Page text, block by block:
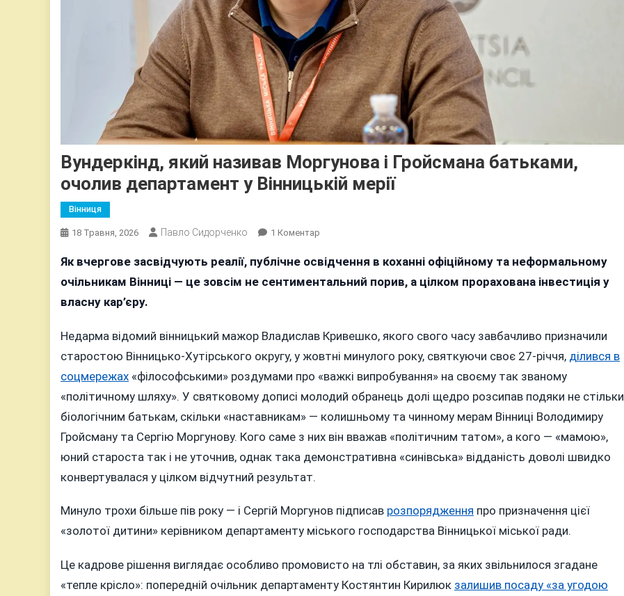
Вундеркінд, який називав Моргунова і Гройсмана батьками,
очолив департамент у Вінницькій мерії
Вінниця
18 Травня, 2026 Павло Сидорченко 1 Коментар
Який
Називав
Батьками,
Очолив
Департамент
У
Мерії
Як вчергове засвідчують реалії, публічне освідчення в коханні офіційному та неформальному
очільникам Вінниці — це зовсім не сентиментальний порив, а цілком прорахована інвестиція у
власну кар’єру.
Недарма відомий вінницький мажор Владислав Кривешко, якого свого часу завбачливо призначили
старостою Вінницько-Хутірського округу, у жовтні минулого року, святкуючи своє 27-річчя, ділився в
соцмережах «філософськими» роздумами про «важкі випробування» на своєму так званому
«політичному шляху». У святковому дописі молодий обранець долі щедро розсипав подяки не стільки
біологічним батькам, скільки «наставникам» — колишньому та чинному мерам Вінниці Володимиру
Гройсману та Сергію Моргунову. Кого саме з них він вважав «політичним татом», а кого — «мамою»,
юний староста так і не уточнив, однак така демонстративна «синівська» відданість доволі швидко
конвертувалася у цілком відчутний результат.
Минуло трохи більше пів року — і Сергій Моргунов підписав розпорядження про призначення цієї
«золотої дитини» керівником департаменту міського господарства Вінницької міської ради.
Це кадрове рішення виглядає особливо промовисто на тлі обставин, за яких звільнилося згадане
«тепле крісло»: попередній очільник департаменту Костянтин Кирилюк залишив посаду «за угодою